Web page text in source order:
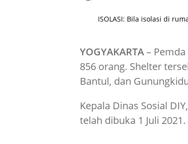
ISOLASI: Bila isolasi di
YOGYAKARTA–
856 orang. Shelter
Bantul, dan
Kepala Dinas Sosial
telah dibuka 1 Juli